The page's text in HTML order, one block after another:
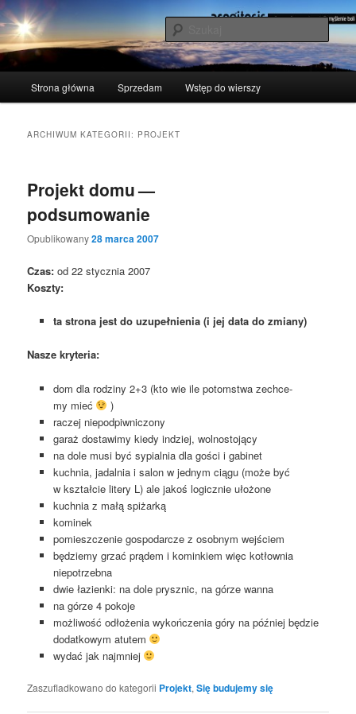
Przeskocz
do
tekstu
Przeskocz
do
widgetów
acogitosis
polscy naukowcy udowodnili: myślenie boli
Strona główna Sprzedam Wstęp do wierszy
ARCHIWUM KATEGORII: PROJEKT
Projekt domu —
podsumowanie
Opublikowany28 marca 2007
Czas: od 22 stycz­nia 2007
Kosz­ty:
ta stro­na jest do uzu­peł­nie­nia (i jej data do zmiany)
Nasze kry­te­ria:
dom dla rodzi­ny 2+3 (kto wie ile potom­stwa zechce­
my mieć
)
raczej nie­pod­piw­ni­czo­ny
garaż dosta­wi­my kie­dy indziej, wolnostojący
na dole musi być sypial­nia dla gości i gabinet
kuch­nia, jadal­nia i salon w jed­nym cią­gu (może być
w kształ­cie lite­ry L) ale jakoś logicz­nie ułożone
kuch­nia z małą spiżarką
komi­nek
pomiesz­cze­nie gospo­dar­cze z osob­nym wejściem
będzie­my grzać prą­dem i komin­kiem więc kotłow­nia
niepotrzebna
dwie łazien­ki: na dole prysz­nic, na górze wanna
na górze 4 pokoje
moż­li­wość odło­że­nia wykoń­cze­nia góry na póź­niej będzie
dodat­ko­wym atutem
wydać jak najmniej
Zaszufladkowano do kategorii Projekt,Się budujemy się